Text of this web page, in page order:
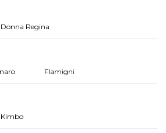
Donna Regina
Flamigni
Kimbo